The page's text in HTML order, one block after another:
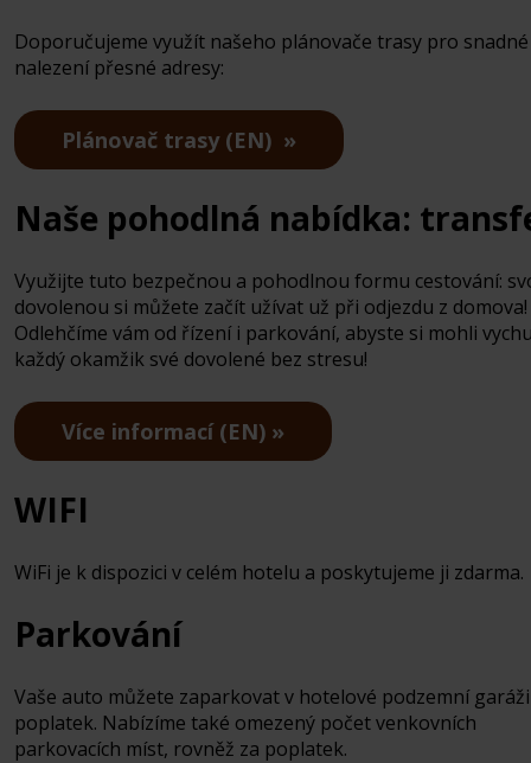
Doporučujeme využít našeho plánovače trasy pro snadné
nalezení přesné adresy:
Plánovač trasy (EN)
Naše pohodlná nabídka:
Využijte tuto bezpečnou a pohodlnou formu cestování:
dovolenou si můžete začít užívat už při odjezdu z domova!
Odlehčíme vám od řízení i parkování, abyste si mohli
každý okamžik své dovolené bez stresu!
Více informací (EN)
WIFI
WiFi je k dispozici v celém hotelu a poskytujeme ji zdarma.
Parkování
Vaše auto můžete zaparkovat v hotelové podzemní
poplatek. Nabízíme také omezený počet venkovních
parkovacích míst, rovněž za poplatek.